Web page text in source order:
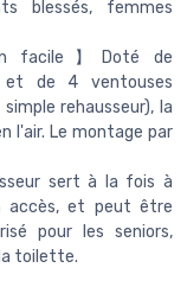
blessés, femmes
facile】Doté de
et de 4 ventouses
rehausseur), la
l'air. Le montage par
sert à la fois à
accès, et peut être
pour les seniors,
toilette.